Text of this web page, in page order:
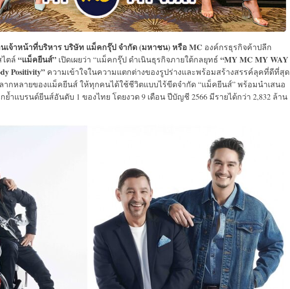
เจ้าหน้าที่บริหาร บริษัท แม็คกรุ๊ป จำกัด (มหาชน) หรือ MC องค์กรธุรกิจค้าปลีก
ตล์ “แม็คยีนส์” เปิดเผยว่า “แม็คกรุ๊ป ดำเนินธุรกิจภายใต้กลยุทธ์ “MY MC MY WAY
Positivity” ความเข้าใจในความแตกต่างของรูปร่างและพร้อมสร้างสรรค์ลุคที่ดีที่สุด
กหลายของแม็คยีนส์ ให้ทุกคนได้ใช้ชีวิตแบบไร้ขีดจำกัด “แม็คยีนส์” พร้อมนำเสนอ
ำแบรนด์ยีนส์อันดับ 1 ของไทย โดยงวด 9 เดือน ปีบัญชี 2566 มีรายได้กว่า 2,832 ล้าน